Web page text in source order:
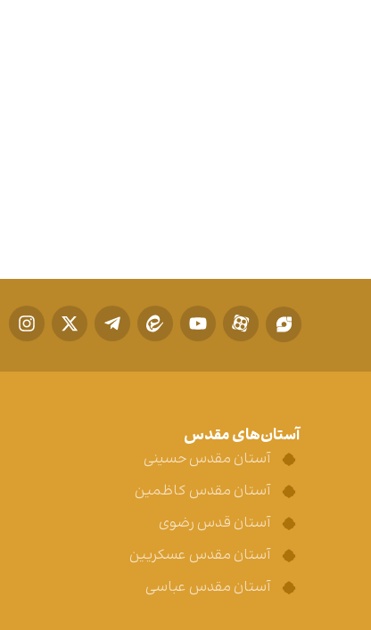
آستان‌های مقدس
آستان مقدس حسینی
آستان مقدس کاظمین
آستان قدس رضوی
آستان مقدس عسکریین
آستان مقدس عباسی